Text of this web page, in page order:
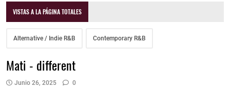
VISTAS A LA PÁGINA TOTALES
Alternative / Indie R&B Contemporary R&B
Mati - different
Junio 26, 2025 0